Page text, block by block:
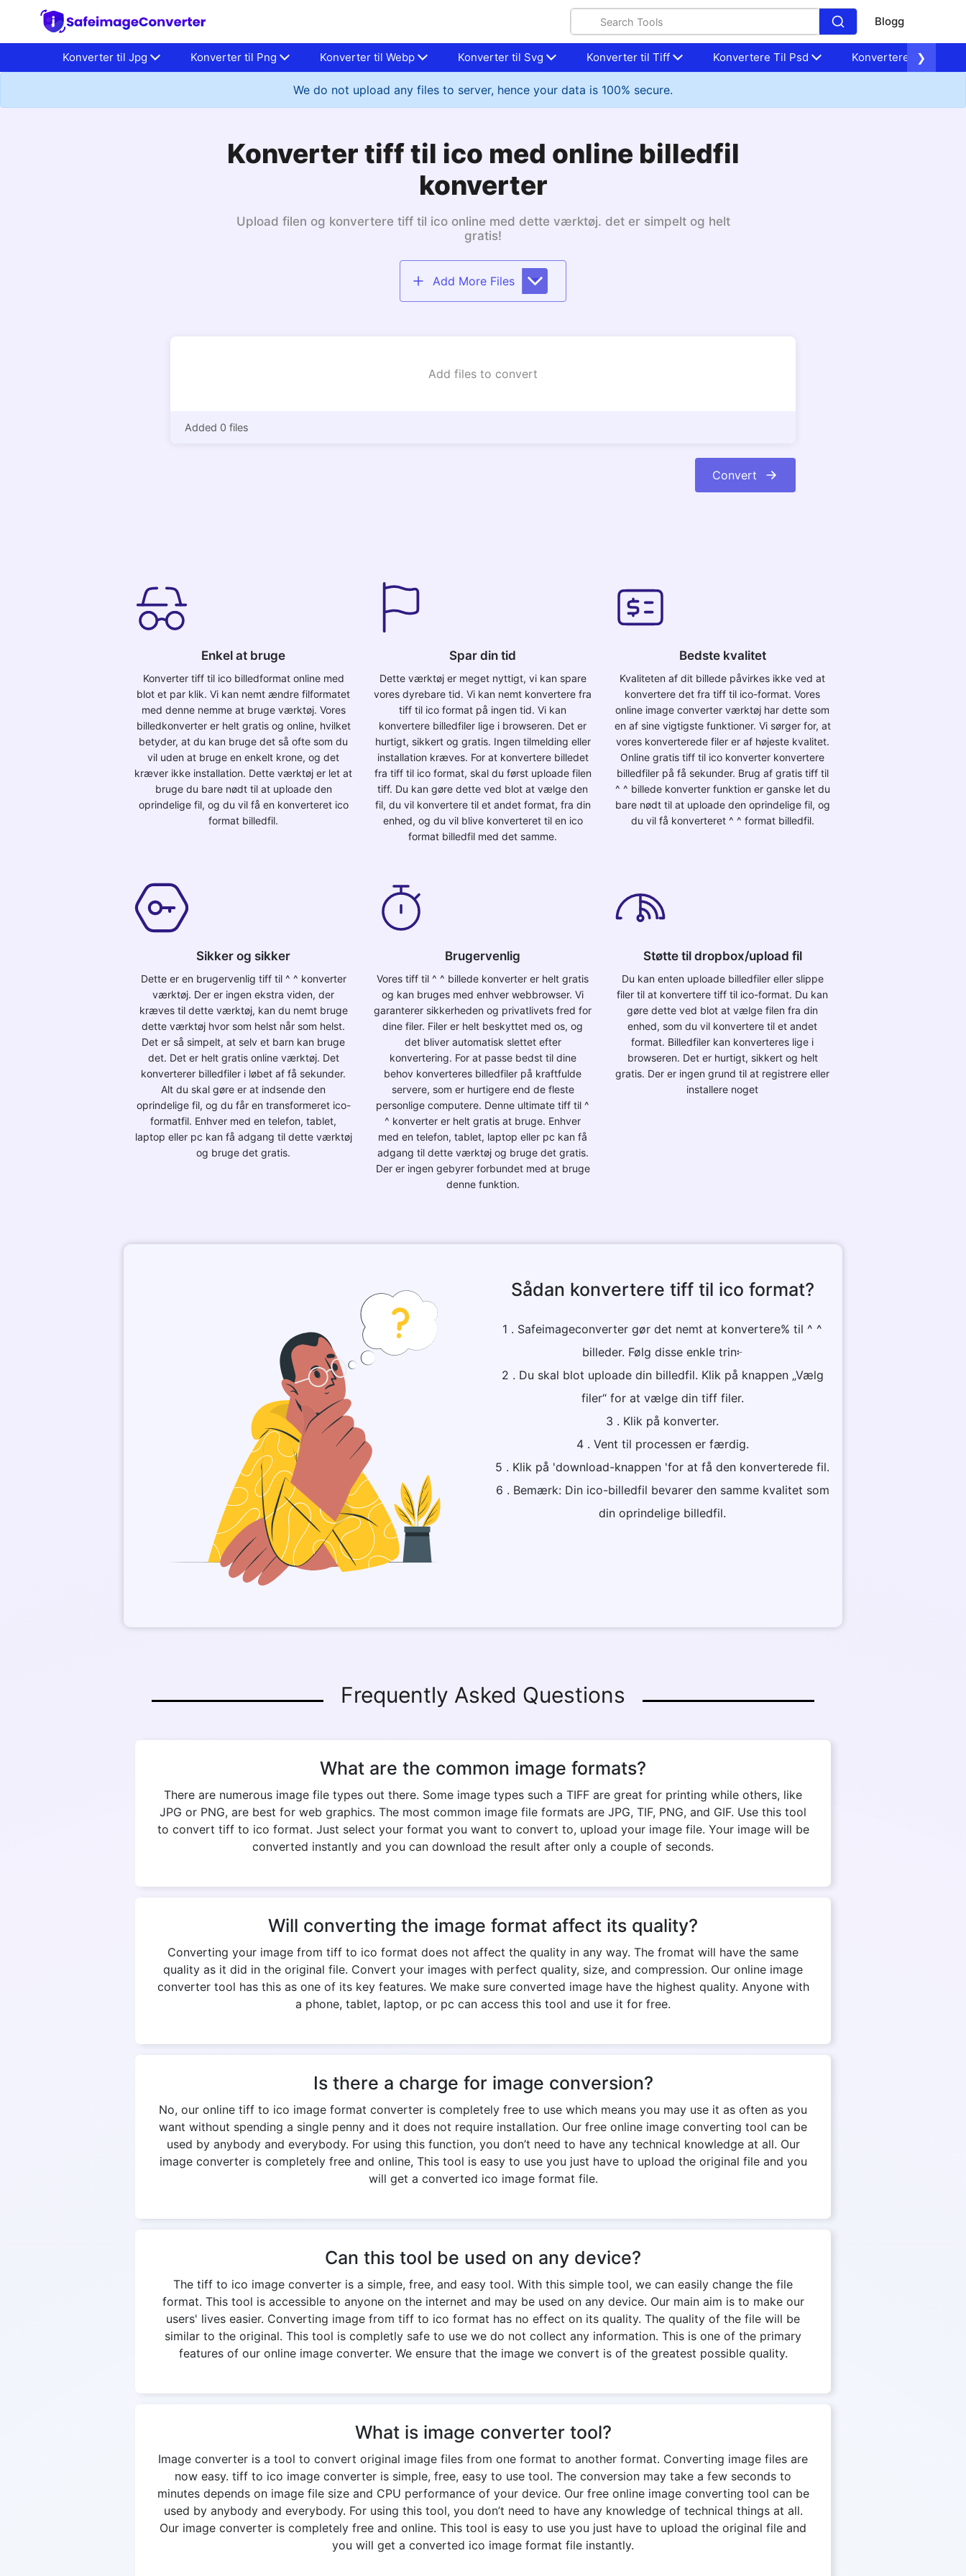
Blogg
Konverter til Jpg Konverter til Png Konverter til Webp Konverter til Svg Konverter til Tiff Konvertere Til Psd Konvertere til Nef
❯
We do not upload any files to server, hence your data is 100% secure.
Konverter tiff til ico med online billedfil
konverter
Upload filen og konvertere tiff til ico online med dette værktøj. det er simpelt og helt
gratis!
Add More Files
Add files to convert
Added 0 files
Convert
Enkel at bruge
Konverter tiff til ico billedformat online med
blot et par klik. Vi kan nemt ændre filformatet
med denne nemme at bruge værktøj. Vores
billedkonverter er helt gratis og online, hvilket
betyder, at du kan bruge det så ofte som du
vil uden at bruge en enkelt krone, og det
kræver ikke installation. Dette værktøj er let at
bruge du bare nødt til at uploade den
oprindelige fil, og du vil få en konverteret ico
format billedfil.
Spar din tid
Dette værktøj er meget nyttigt, vi kan spare
vores dyrebare tid. Vi kan nemt konvertere fra
tiff til ico format på ingen tid. Vi kan
konvertere billedfiler lige i browseren. Det er
hurtigt, sikkert og gratis. Ingen tilmelding eller
installation kræves. For at konvertere billedet
fra tiff til ico format, skal du først uploade filen
tiff. Du kan gøre dette ved blot at vælge den
fil, du vil konvertere til et andet format, fra din
enhed, og du vil blive konverteret til en ico
format billedfil med det samme.
Bedste kvalitet
Kvaliteten af dit billede påvirkes ikke ved at
konvertere det fra tiff til ico-format. Vores
online image converter værktøj har dette som
en af sine vigtigste funktioner. Vi sørger for, at
vores konverterede filer er af højeste kvalitet.
Online gratis tiff til ico konverter konvertere
billedfiler på få sekunder. Brug af gratis tiff til
^ ^ billede konverter funktion er ganske let du
bare nødt til at uploade den oprindelige fil, og
du vil få konverteret ^ ^ format billedfil.
Sikker og sikker
Dette er en brugervenlig tiff til ^ ^ konverter
værktøj. Der er ingen ekstra viden, der
kræves til dette værktøj, kan du nemt bruge
dette værktøj hvor som helst når som helst.
Det er så simpelt, at selv et barn kan bruge
det. Det er helt gratis online værktøj. Det
konverterer billedfiler i løbet af få sekunder.
Alt du skal gøre er at indsende den
oprindelige fil, og du får en transformeret ico-
formatfil. Enhver med en telefon, tablet,
laptop eller pc kan få adgang til dette værktøj
og bruge det gratis.
Brugervenlig
Vores tiff til ^ ^ billede konverter er helt gratis
og kan bruges med enhver webbrowser. Vi
garanterer sikkerheden og privatlivets fred for
dine filer. Filer er helt beskyttet med os, og
det bliver automatisk slettet efter
konvertering. For at passe bedst til dine
behov konverteres billedfiler på kraftfulde
servere, som er hurtigere end de fleste
personlige computere. Denne ultimate tiff til ^
^ konverter er helt gratis at bruge. Enhver
med en telefon, tablet, laptop eller pc kan få
adgang til dette værktøj og bruge det gratis.
Der er ingen gebyrer forbundet med at bruge
denne funktion.
Støtte til dropbox/upload fil
Du kan enten uploade billedfiler eller slippe
filer til at konvertere tiff til ico-format. Du kan
gøre dette ved blot at vælge filen fra din
enhed, som du vil konvertere til et andet
format. Billedfiler kan konverteres lige i
browseren. Det er hurtigt, sikkert og helt
gratis. Der er ingen grund til at registrere eller
installere noget
Sådan konvertere tiff til ico format?
1 . Safeimageconverter gør det nemt at konvertere% til ^ ^
billeder. Følg disse enkle trin፦
2 . Du skal blot uploade din billedfil. Klik på knappen „Vælg
filer“ for at vælge din tiff filer.
3 . Klik på konverter.
4 . Vent til processen er færdig.
5 . Klik på 'download-knappen 'for at få den konverterede fil.
6 . Bemærk: Din ico-billedfil bevarer den samme kvalitet som
din oprindelige billedfil.
Frequently Asked Questions
What are the common image formats?
There are numerous image file types out there. Some image types such a TIFF are great for printing while others, like
JPG or PNG, are best for web graphics. The most common image file formats are JPG, TIF, PNG, and GIF. Use this tool
to convert tiff to ico format. Just select your format you want to convert to, upload your image file. Your image will be
converted instantly and you can download the result after only a couple of seconds.
Will converting the image format affect its quality?
Converting your image from tiff to ico format does not affect the quality in any way. The fromat will have the same
quality as it did in the original file. Convert your images with perfect quality, size, and compression. Our online image
converter tool has this as one of its key features. We make sure converted image have the highest quality. Anyone with
a phone, tablet, laptop, or pc can access this tool and use it for free.
Is there a charge for image conversion?
No, our online tiff to ico image format converter is completely free to use which means you may use it as often as you
want without spending a single penny and it does not require installation. Our free online image converting tool can be
used by anybody and everybody. For using this function, you don’t need to have any technical knowledge at all. Our
image converter is completely free and online, This tool is easy to use you just have to upload the original file and you
will get a converted ico image format file.
Can this tool be used on any device?
The tiff to ico image converter is a simple, free, and easy tool. With this simple tool, we can easily change the file
format. This tool is accessible to anyone on the internet and may be used on any device. Our main aim is to make our
users' lives easier. Converting image from tiff to ico format has no effect on its quality. The quality of the file will be
similar to the original. This tool is completly safe to use we do not collect any information. This is one of the primary
features of our online image converter. We ensure that the image we convert is of the greatest possible quality.
What is image converter tool?
Image converter is a tool to convert original image files from one format to another format. Converting image files are
now easy. tiff to ico image converter is simple, free, easy to use tool. The conversion may take a few seconds to
minutes depends on image file size and CPU performance of your device. Our free online image converting tool can be
used by anybody and everybody. For using this tool, you don’t need to have any knowledge of technical things at all.
Our image converter is completely free and online. This tool is easy to use you just have to upload the original file and
you will get a converted ico image format file instantly.